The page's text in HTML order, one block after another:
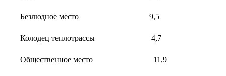
Безлюдное место 9,5
Колодец теплотрассы 4,7
Общественное место 11,9